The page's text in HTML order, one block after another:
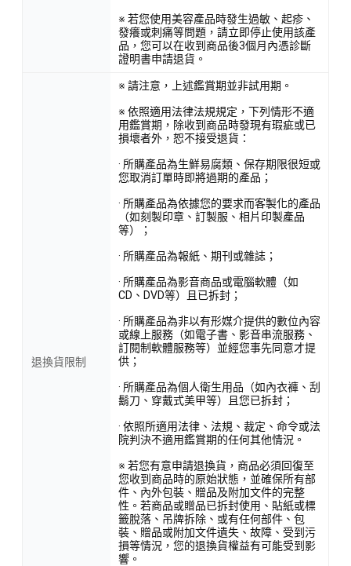
※ 若您使用美容產品時發生過敏、起疹、
發癢或刺痛等問題，請立即停止使用該產
品，您可以在收到商品後3個月內憑診斷
證明書申請退貨。
退換貨限制
※ 請注意，上述鑑賞期並非試用期。
※ 依照適用法律法規規定，下列情形不適
用鑑賞期，除收到商品時發現有瑕疵或已
損壞者外，恕不接受退貨：
· 所購產品為生鮮易腐類、保存期限很短或
您取消訂單時即將過期的產品；
· 所購產品為依據您的要求而客製化的產品
（如刻製印章、訂製服、相片印製產品
等）；
· 所購產品為報紙、期刊或雜誌；
· 所購產品為影音商品或電腦軟體（如
CD、DVD等）且已拆封；
· 所購產品為非以有形媒介提供的數位內容
或線上服務（如電子書、影音串流服務、
訂閱制軟體服務等）並經您事先同意才提
供；
· 所購產品為個人衛生用品（如內衣褲、刮
鬍刀、穿戴式美甲等）且您已拆封；
· 依照所適用法律、法規、裁定、命令或法
院判決不適用鑑賞期的任何其他情況。
※ 若您有意申請退換貨，商品必須回復至
您收到商品時的原始狀態，並確保所有部
件、內外包裝、贈品及附加文件的完整
性。若商品或贈品已拆封使用、貼紙或標
籤脫落、吊牌拆除、或有任何部件、包
裝、贈品或附加文件遺失、故障、受到污
損等情況，您的退換貨權益有可能受到影
響。